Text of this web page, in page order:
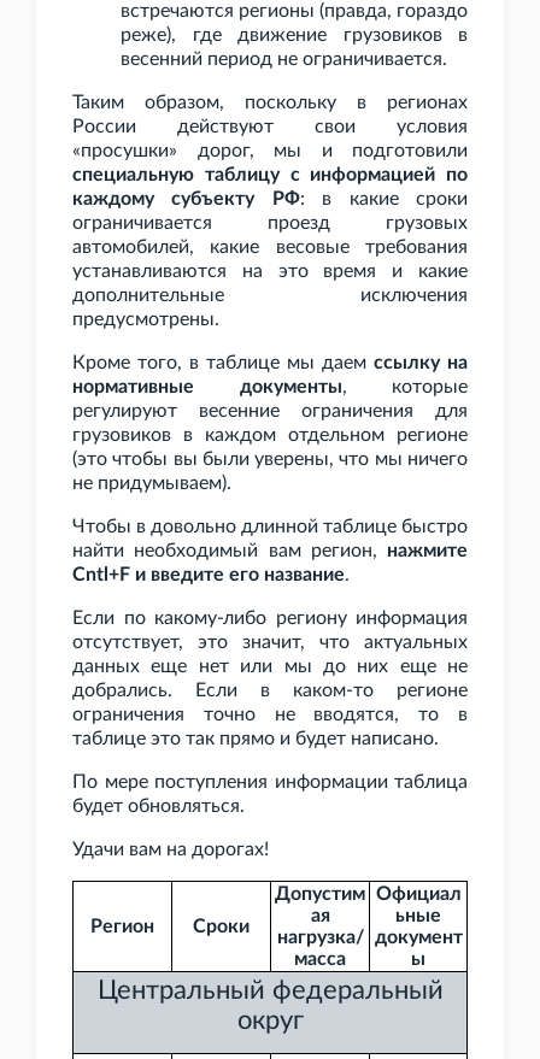
встречаются регионы (правда, гораздо
реже), где движение грузовиков в
весенний период не ограничивается.
Таким образом, поскольку в регионах
России действуют свои условия
«просушки» дорог, мы и подготовили
специальную таблицу с информацией по
каждому субъекту РФ: в какие сроки
ограничивается проезд грузовых
автомобилей, какие весовые требования
устанавливаются на это время и какие
дополнительные исключения
предусмотрены.
Кроме того, в таблице мы даем ссылку на
нормативные документы, которые
регулируют весенние ограничения для
грузовиков в каждом отдельном регионе
(это чтобы вы были уверены, что мы ничего
не придумываем).
Чтобы в довольно длинной таблице быстро
найти необходимый вам регион, нажмите
Cntl+F и введите его название.
Если по какому-либо региону информация
отсутствует, это значит, что актуальных
данных еще нет или мы до них еще не
добрались. Если в каком-то регионе
ограничения точно не вводятся, то в
таблице это так прямо и будет написано.
По мере поступления информации таблица
будет обновляться.
Удачи вам на дорогах!
Регион Сроки
Допустим
ая
нагрузка/
масса
Официал
ьные
документ
ы
Центральный федеральный
округ